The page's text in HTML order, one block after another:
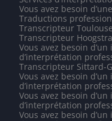
Vous avez besoin
Traductions
Transcripteur Toulouse
Transcripteur
Vous avez besoin
d’interprétation
Transcripteur Sittard-
Vous avez besoin
d’interprétation
Vous avez besoin
d’interprétation
Vous avez besoin